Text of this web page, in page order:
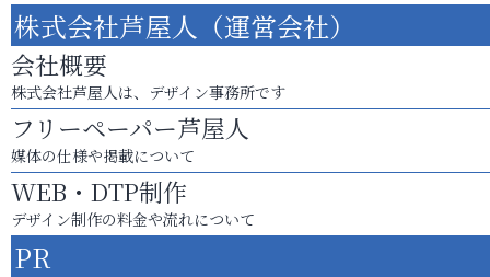
株式会社芦屋人（運営会社）
会社概要
株式会社芦屋人は、デザイン事務所です
フリーペーパー芦屋人
媒体の仕様や掲載について
WEB・DTP制作
デザイン制作の料金や流れについて
PR